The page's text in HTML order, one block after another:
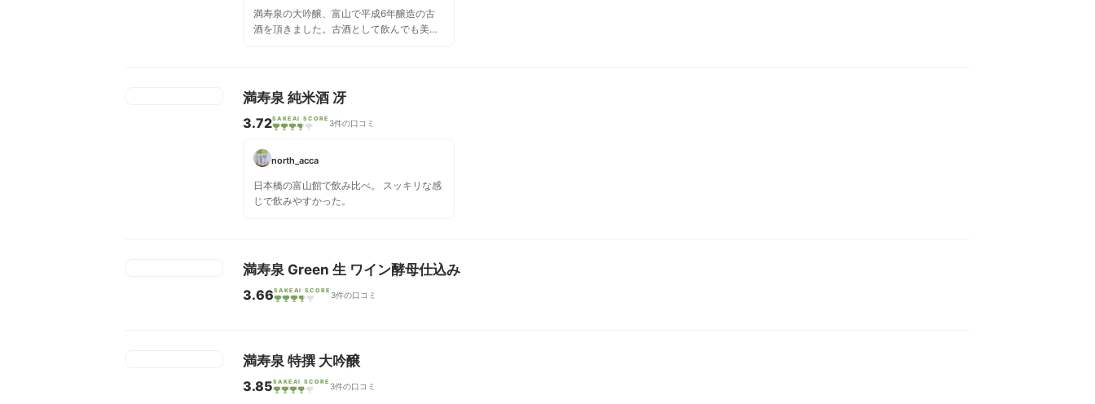
満寿泉の大吟醸、富山で平成6年醸造の古
酒を頂きました。古酒として飲んでも美味
満寿泉 純米酒 冴
3.72SAKEAI SCORE 3件の口コミ
north_acca
日本橋の富山館で飲み比べ。 スッキリな感
じで飲みやすかった。
満寿泉 Green 生 ワイン酵母仕込み
3.66SAKEAI SCORE 3件の口コミ
満寿泉 特撰 大吟醸
3.85SAKEAI SCORE 3件の口コミ